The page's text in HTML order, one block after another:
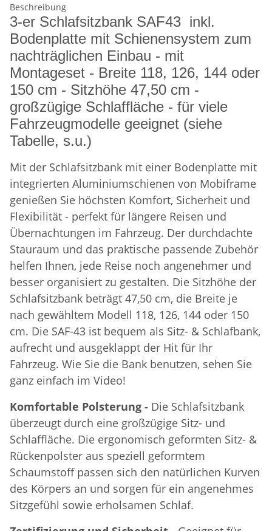
Beschreibung
3-er Schlafsitzbank SAF43 inkl.
Bodenplatte mit Schienensystem zum
nachträglichen Einbau - mit
Montageset - Breite 118, 126, 144 oder
150 cm - Sitzhöhe 47,50 cm -
großzügige Schlaffläche - für viele
Fahrzeugmodelle geeignet (siehe
Tabelle, s.u.)
Mit der Schlafsitzbank mit einer Bodenplatte mit
integrierten Aluminiumschienen von Mobiframe
genießen Sie höchsten Komfort, Sicherheit und
Flexibilität - perfekt für längere Reisen und
Übernachtungen im Fahrzeug. Der durchdachte
Stauraum und das praktische passende Zubehör
helfen Ihnen, jede Reise noch angenehmer und
besser organisiert zu gestalten. Die Sitzhöhe der
Schlafsitzbank beträgt 47,50 cm, die Breite je
nach gewähltem Modell 118, 126, 144 oder 150
cm. Die SAF-43 ist bequem als Sitz- & Schlafbank,
aufrecht und ausgeklappt der Hit für Ihr
Fahrzeug. Wie Sie die Bank benutzen, sehen Sie
ganz einfach im Video!
Komfortable Polsterung - Die Schlafsitzbank
überzeugt durch eine großzügige Sitz- und
Schlaffläche. Die ergonomisch geformten Sitz- &
Rückenpolster aus speziell geformtem
Schaumstoff passen sich den natürlichen Kurven
des Körpers an und sorgen für ein angenehmes
Sitzgefühl sowie erholsamen Schlaf.